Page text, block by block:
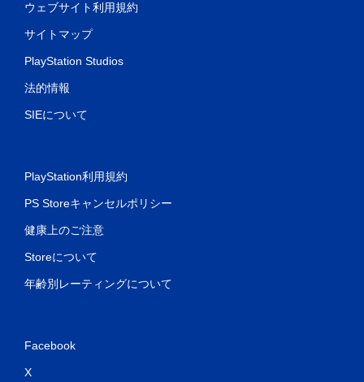
ウェブサイト利用規約
サイトマップ
PlayStation Studios
法的情報
SIEについて
PlayStation利用規約
PS Storeキャンセルポリシー
健康上のご注意
Storeについて
年齢別レーティングについて
Facebook
X